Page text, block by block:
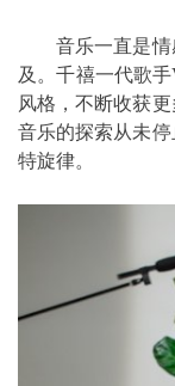
音乐一直是情
及。千禧一代歌
风格，不断收获更
音乐的探索从未
特旋律。